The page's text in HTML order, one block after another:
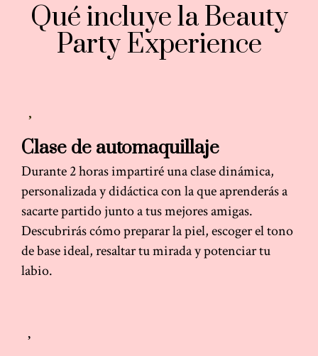
Qué incluye la Beauty
Party Experience
Clase de automaquillaje
Durante 2 horas impartiré una clase dinámica,
personalizada y didáctica con la que aprenderás a
sacarte partido junto a tus mejores amigas.
Descubrirás cómo preparar la piel, escoger el tono
de base ideal, resaltar tu mirada y potenciar tu
labio.